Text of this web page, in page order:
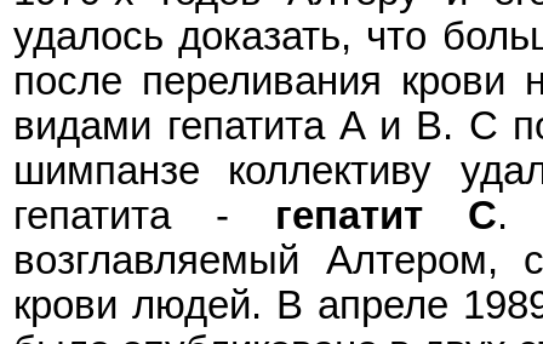
удалось доказать, что
после переливания крови
видами гепатита A и B. С
шимпанзе коллективу
гепатита- гепатит C.
возглавляемый Алтером,
крови людей. В апреле